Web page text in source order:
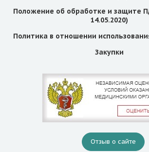
Положение об обработке и защите
14.05.2020)
Политика в отношении
Закупки
Отзыв о сайте